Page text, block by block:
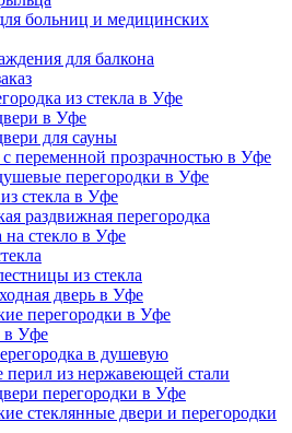
больниц и медицинских
для балкона
из стекла в Уфе
в Уфе
для сауны
переменной прозрачностью в Уфе
перегородки в Уфе
стекла в Уфе
раздвижная перегородка
на стекло в Уфе
из стекла
дверь в Уфе
перегородки в Уфе
в Уфе
в душевую
перил из нержавеющей стали
перегородки в Уфе
стеклянные двери и перегородки